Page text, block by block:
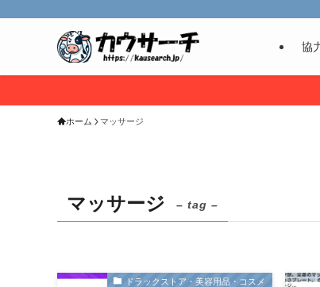
協
ホーム マッサージ
マッサージ – tag –
ドラックストア・美容用品・コスメ